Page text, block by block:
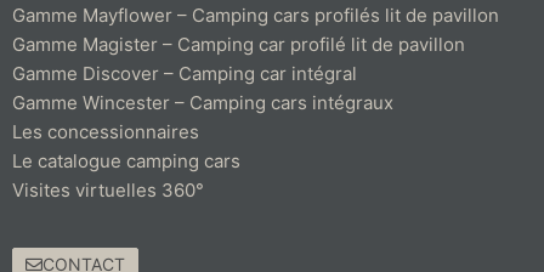
Gamme Mayflower – Camping cars profilés lit de pavillon
Gamme Magister – Camping car profilé lit de pavillon
Gamme Discover – Camping car intégral
Gamme Wincester – Camping cars intégraux
Les concessionnaires
Le catalogue camping cars
Visites virtuelles 360°
CONTACT